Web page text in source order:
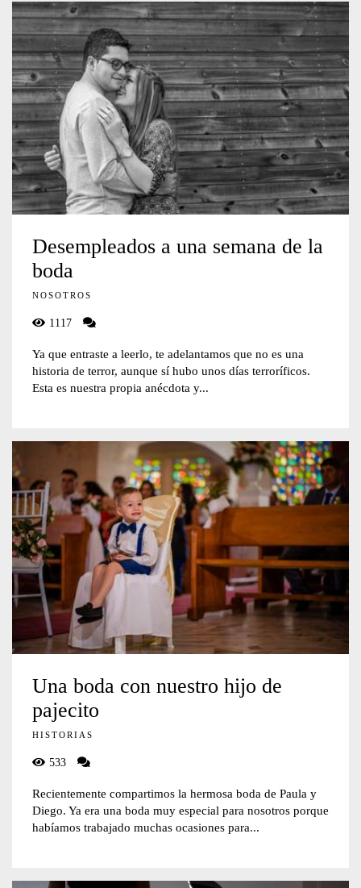
Desempleados a una semana de la
boda
NOSOTROS
1117
Ya que entraste a leerlo, te adelantamos que no es una
historia de terror, aunque sí hubo unos días terroríficos.
Esta es nuestra propia anécdota y...
Una boda con nuestro hijo de
pajecito
HISTORIAS
533
Recientemente compartimos la hermosa boda de Paula y
Diego. Ya era una boda muy especial para nosotros porque
habíamos trabajado muchas ocasiones para...